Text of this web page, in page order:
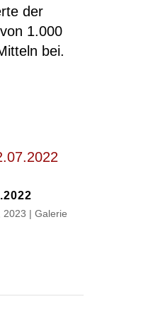
der
1.000
bei.
2023 | Galerie